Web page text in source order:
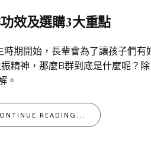
效及選購3大重點
期開始，長輩會為了讓孩子們有
精神，那麼B群到底是什麼呢？
。
READING...